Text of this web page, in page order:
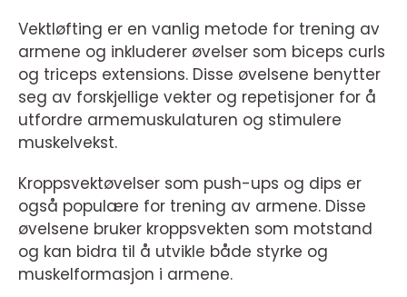
Vektløfting er en vanlig metode for trening av
armene og inkluderer øvelser som biceps curls
og triceps extensions. Disse øvelsene benytter
seg av forskjellige vekter og repetisjoner for å
utfordre armemuskulaturen og stimulere
muskelvekst.
Kroppsvektøvelser som push-ups og dips er
også populære for trening av armene. Disse
øvelsene bruker kroppsvekten som motstand
og kan bidra til å utvikle både styrke og
muskelformasjon i armene.